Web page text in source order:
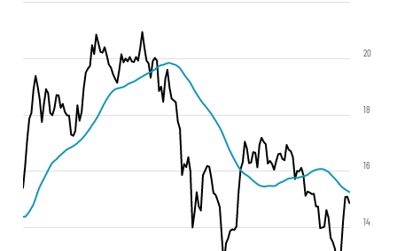
14
16
18
20